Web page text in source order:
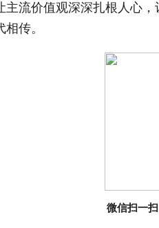
主流价值观深深扎根人心
传。
微信扫一